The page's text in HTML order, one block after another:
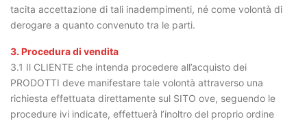
tacita accettazione di tali inadempimenti, né come volontà di
derogare a quanto convenuto tra le parti.
3. Procedura di vendita
3.1 Il CLIENTE che intenda procedere all’acquisto dei
PRODOTTI deve manifestare tale volontà attraverso una
richiesta effettuata direttamente sul SITO ove, seguendo le
procedure ivi indicate, effettuerà l’inoltro del proprio ordine